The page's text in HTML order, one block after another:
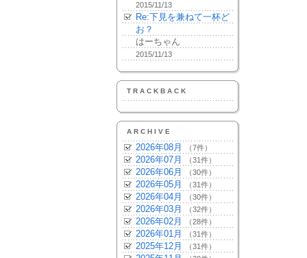
2015/11/13
Re:下見を兼ねて一杯ど
お？
はーちゃん
2015/11/13
TRACKBACK
ARCHIVE
2026年08月 （7件）
2026年07月 （31件）
2026年06月 （30件）
2026年05月 （31件）
2026年04月 （30件）
2026年03月 （32件）
2026年02月 （28件）
2026年01月 （31件）
2025年12月 （31件）